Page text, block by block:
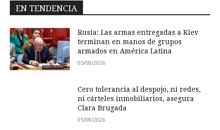
EN TENDENCIA
Rusia: Las armas entregadas a Kiev
terminan en manos de grupos
armados en América Latina
05/08/2026
Cero tolerancia al despojo, ni redes,
ni cárteles inmobiliarios, asegura
Clara Brugada
05/08/2026